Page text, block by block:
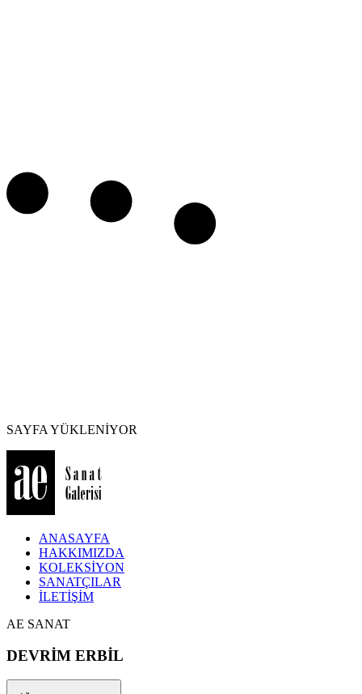
SAYFA YÜKLENİYOR
ANASAYFA
HAKKIMIZDA
KOLEKSİYON
SANATÇILAR
İLETİŞİM
AE SANAT
DEVRİM ERBİL